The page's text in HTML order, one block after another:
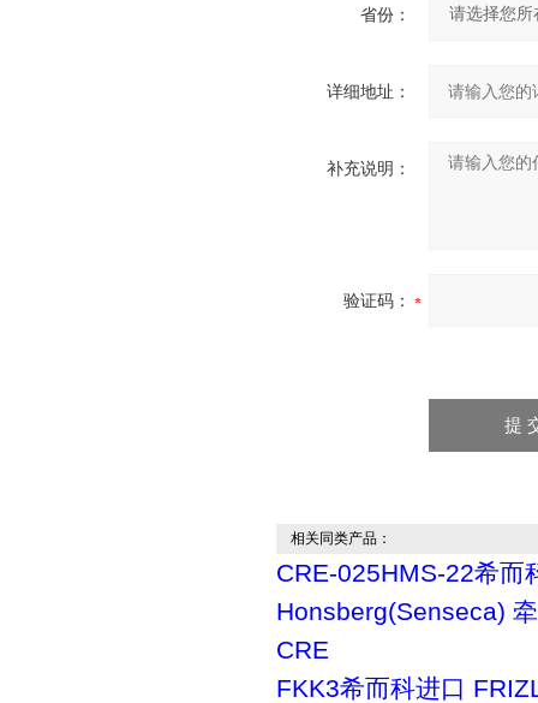
省份：
详细地址：
补充说明：
验证码：
相关同类产品：
CRE-025HMS-22希而
Honsberg(Senseca)
CRE
FKK3希而科进口